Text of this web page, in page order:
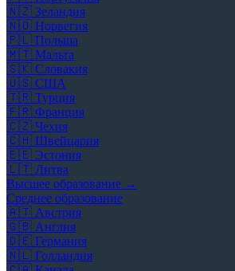
🇳🇿 Зеландия
🇳🇴 Норвегия
🇵🇱 Польша
🇲🇹 Мальта
🇸🇰 Словакия
🇺🇸 США
🇹🇷 Турция
🇫🇷 Франция
🇨🇿 Чехия
🇨🇭 Швейцария
🇪🇪 Эстония
🇱🇹 Литва
Высшее образование →
Среднее образование
🇦🇹 Австрия
🇬🇧 Англия
🇩🇪 Германия
🇳🇱 Голландия